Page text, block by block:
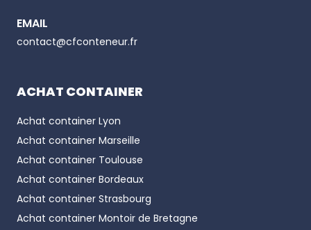
EMAIL
Phone number
contact@cfconteneur.fr
ACHAT CONTAINER
Achat container Lyon
Achat container Marseille
Achat container Toulouse
Achat container Bordeaux
Achat container Strasbourg
Achat container Montoir de Bretagne